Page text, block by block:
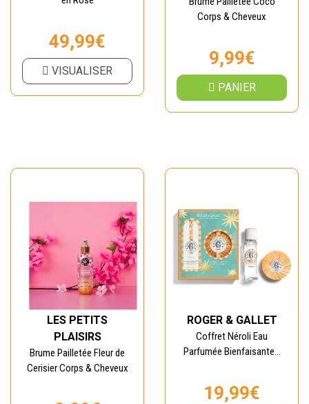
49,99€
VISUALISER
Corps & Cheveux
9,99€
PANIER
LES PETITS
PLAISIRS
Brume Pailletée Fleur de
Cerisier Corps & Cheveux
ROGER & GALLET
Coffret Néroli Eau
Parfumée Bienfaisante...
19,99€